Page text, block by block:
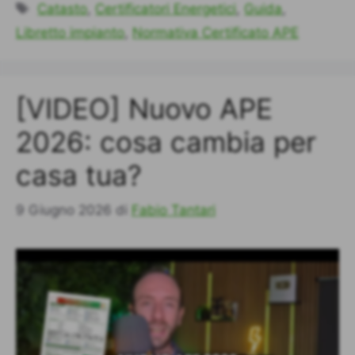
Tag
Catasto,Certificatori Energetici,Guida,
Libretto impianto, Normativa Certificato APE
[VIDEO] Nuovo APE
2026: cosa cambia per
casa tua?
9 Giugno 2026 di Fabio Tantari